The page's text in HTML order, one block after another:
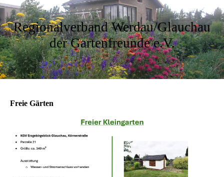
Regionalverband Werdau/Glauchau
der Gartenfreunde e.V.
Freie Gärten